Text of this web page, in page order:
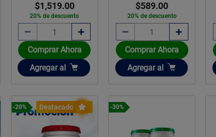
$1,519.00
20% de descuento
Comprar Ahora
Añadir
Agregar al
$589.00
20% de descuento
Comprar Ahora
Añadir
Agregar al
Destacado
-20% -30%